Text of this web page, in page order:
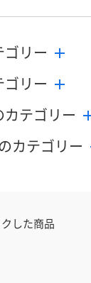
リー
リー
テゴリー
カテゴリー
した商品